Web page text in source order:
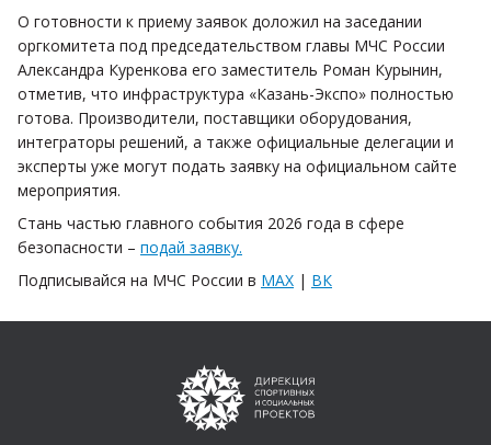
О готовности к приему заявок доложил на заседании
оргкомитета под председательством главы МЧС России
Александра Куренкова его заместитель Роман Курынин,
отметив, что инфраструктура «Казань-Экспо» полностью
готова. Производители, поставщики оборудования,
интеграторы решений, а также официальные делегации и
эксперты уже могут подать заявку на официальном сайте
мероприятия.
Стань частью главного события 2026 года в сфере
безопасности – подай заявку.
Подписывайся на МЧС России в MAX | ВК